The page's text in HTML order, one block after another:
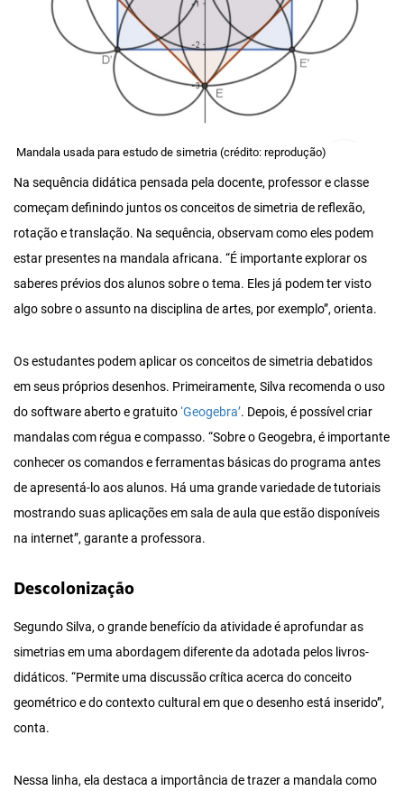
Mandala usada para estudo de simetria (crédito: reprodução)
Na sequência didática pensada pela docente, professor e classe
começam definindo juntos os conceitos de simetria de reflexão,
rotação e translação. Na sequência, observam como eles podem
estar presentes na mandala africana. “É importante explorar os
saberes prévios dos alunos sobre o tema. Eles já podem ter visto
algo sobre o assunto na disciplina de artes, por exemplo”, orienta.
Os estudantes podem aplicar os conceitos de simetria debatidos
em seus próprios desenhos. Primeiramente, Silva recomenda o uso
do software aberto e gratuito‘Geogebra’. Depois, é possível criar
mandalas com régua e compasso. “Sobre o Geogebra, é importante
conhecer os comandos e ferramentas básicas do programa antes
de apresentá-lo aos alunos. Há uma grande variedade de tutoriais
mostrando suas aplicações em sala de aula que estão disponíveis
na internet”, garante a professora.
Descolonização
Segundo Silva, o grande benefício da atividade é aprofundar as
simetrias em uma abordagem diferente da adotada pelos livros-
didáticos. “Permite uma discussão crítica acerca do conceito
geométrico e do contexto cultural em que o desenho está inserido”,
conta.
Nessa linha, ela destaca a importância de trazer a mandala como